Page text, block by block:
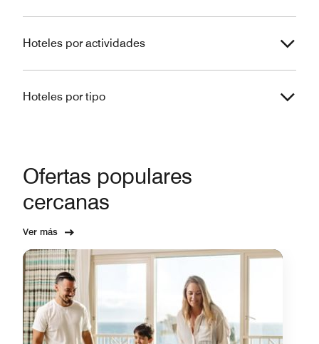
Hoteles por actividades
Hoteles por tipo
Ofertas populares
cercanas
Ver más